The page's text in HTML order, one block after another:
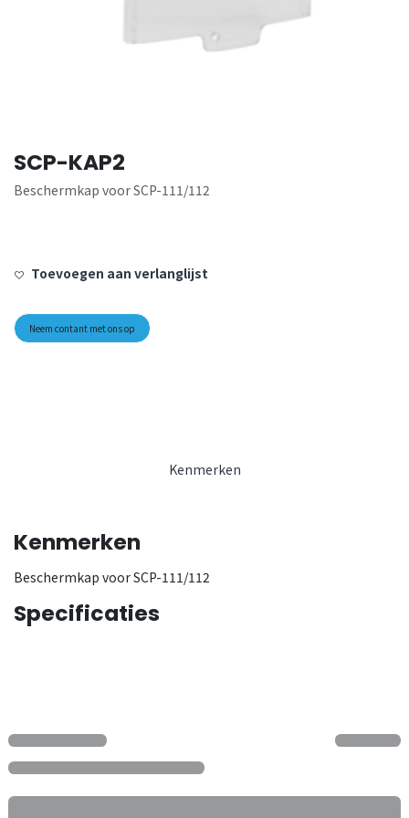
SCP-KAP2
Beschermkap voor SCP-111/112
Toevoegen aan verlanglijst
Neem contant met ons op
Kenmerken
Kenmerken
Beschermkap voor SCP-111/112
Specificaties